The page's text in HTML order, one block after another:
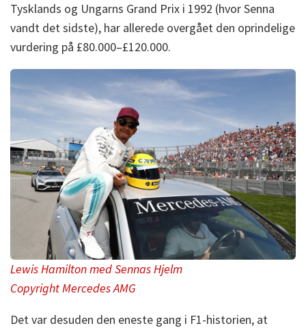
Tysklands og Ungarns Grand Prix i 1992 (hvor Senna
vandt det sidste), har allerede overgået den oprindelige
vurdering på £80.000–£120.000.
Lewis Hamilton med Sennas Hjelm
Copyright Mercedes AMG
Det var desuden den eneste gang i F1-historien, at